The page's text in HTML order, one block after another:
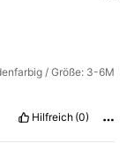
/ Größe: 3-6M
Hilfreich (0)